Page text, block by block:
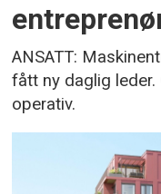
ANSATT:
fått ny daglig
operativ.